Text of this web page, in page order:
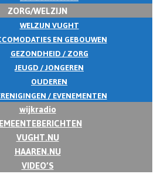
ZORG/WELZIJN
WELZIJN VUGHT
EN GEBOUWEN
GEZONDHEID / ZORG
JEUGD / JONGEREN
OUDEREN
/ EVENEMENTEN
wijkradio
VUGHT.NU
HAAREN.NU
VIDEO’S